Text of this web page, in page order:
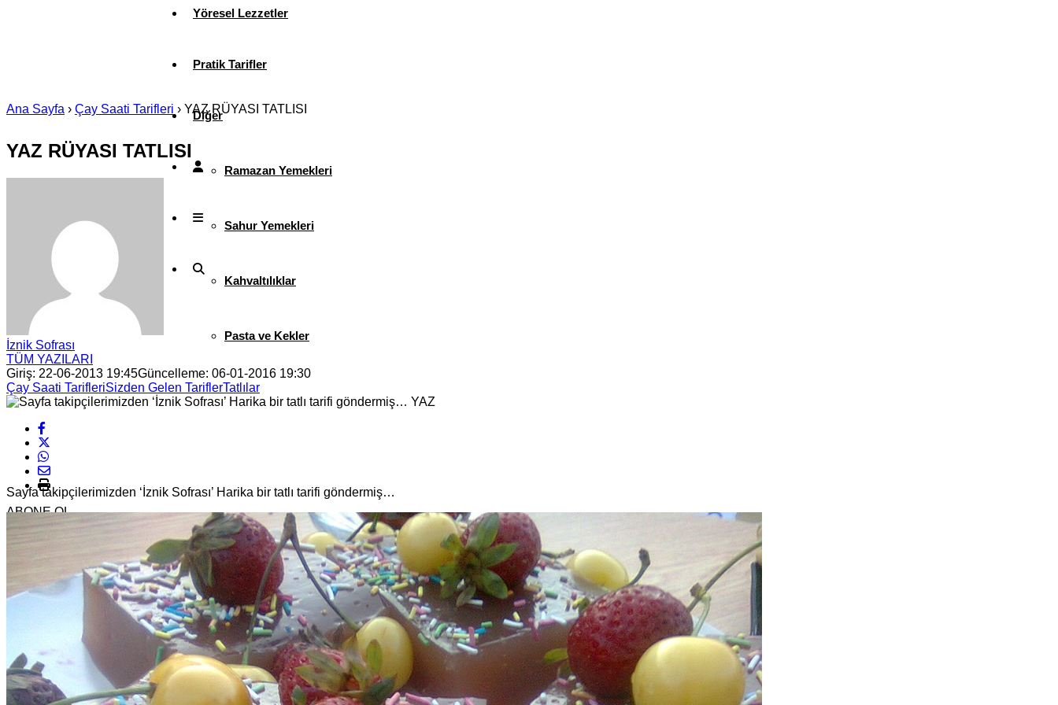
Yöresel Lezzetler
Pratik Tarifler
Diğer
Ramazan Yemekleri
Sahur Yemekleri
Kahvaltılıklar
Pasta ve Kekler
Ana Sayfa › Çay Saati Tarifleri › YAZ RÜYASI TATLISI
YAZ RÜYASI TATLISI
İznik Sofrası
TÜM YAZILARI
Giriş: 22-06-2013 19:45Güncelleme: 06-01-2016 19:30
Çay Saati TarifleriSizden Gelen TariflerTatlılar
ABONE OL
Sayfa takipçilerimizden ‘İznik Sofrası’ Harika bir tatlı tarifi göndermiş…